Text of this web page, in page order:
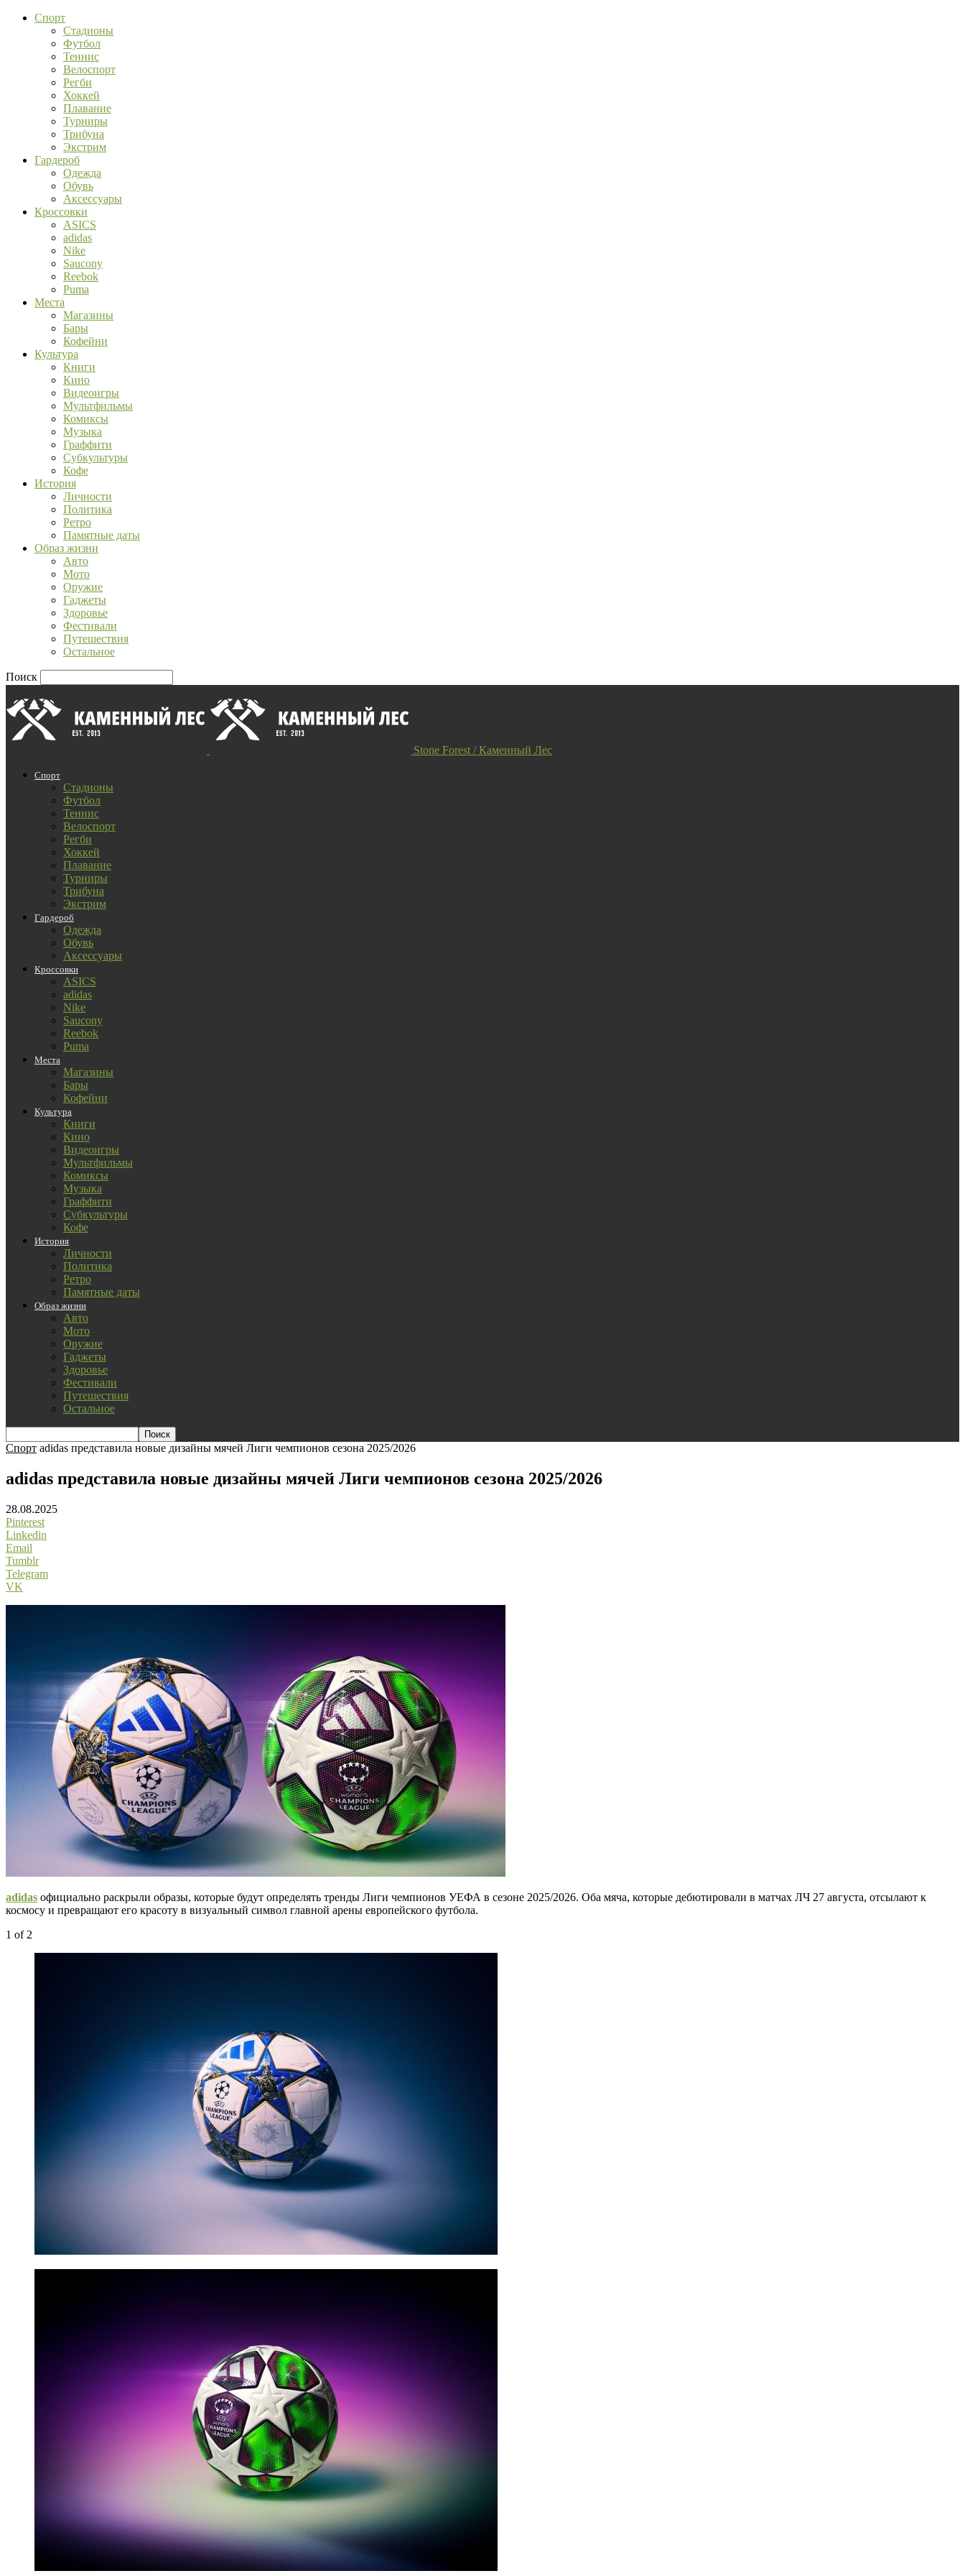
Спорт
Стадионы
Футбол
Теннис
Велоспорт
Регби
Хоккей
Плавание
Турниры
Трибуна
Экстрим
Гардероб
Одежда
Обувь
Аксессуары
Кроссовки
ASICS
adidas
Nike
Saucony
Reebok
Puma
Места
Магазины
Бары
Кофейни
Культура
Книги
Кино
Видеоигры
Мультфильмы
Комиксы
Музыка
Граффити
Субкультуры
Кофе
История
Личности
Политика
Ретро
Памятные даты
Образ жизни
Авто
Мото
Оружие
Гаджеты
Здоровье
Фестивали
Путешествия
Остальное
Поиск
Stone Forest / Каменный Лес
Спорт
Стадионы
Футбол
Теннис
Велоспорт
Регби
Хоккей
Плавание
Турниры
Трибуна
Экстрим
Гардероб
Одежда
Обувь
Аксессуары
Кроссовки
ASICS
adidas
Nike
Saucony
Reebok
Puma
Места
Магазины
Бары
Кофейни
Культура
Книги
Кино
Видеоигры
Мультфильмы
Комиксы
Музыка
Граффити
Субкультуры
Кофе
История
Личности
Политика
Ретро
Памятные даты
Образ жизни
Авто
Мото
Оружие
Гаджеты
Здоровье
Фестивали
Путешествия
Остальное
Спорт adidas представила новые дизайны мячей Лиги чемпионов сезона 2025/2026
adidas представила новые дизайны мячей Лиги чемпионов сезона 2025/2026
28.08.2025
Pinterest
Linkedin
Email
Tumblr
Telegram
VK
adidas официально раскрыли образы, которые будут определять тренды Лиги чемпионов УЕФА в сезоне 2025/2026. Оба мяча, которые дебютировали в матчах ЛЧ 27 августа, отсылают к
космосу и превращают его красоту в визуальный символ главной арены европейского футбола.
1 of 2